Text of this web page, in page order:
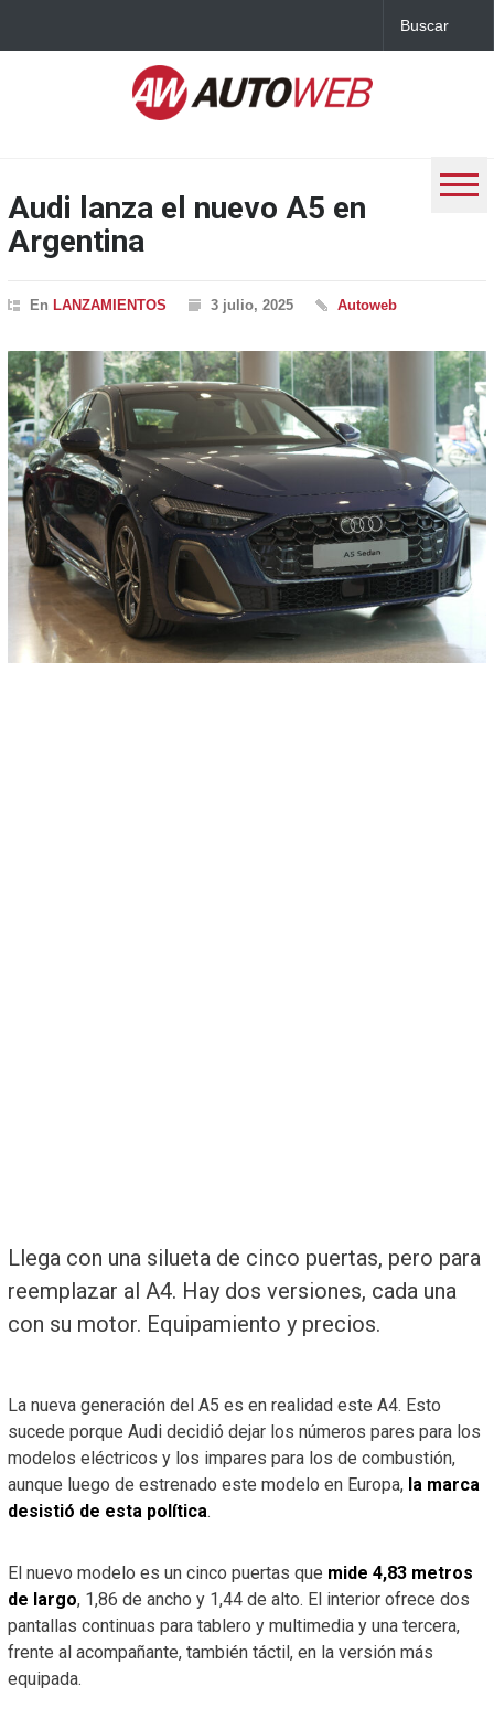
Audi lanza el nuevo A5 en
Argentina
En LANZAMIENTOS 3 julio, 2025 Autoweb
Llega con una silueta de cinco puertas, pero para
reemplazar al A4. Hay dos versiones, cada una
con su motor. Equipamiento y precios.
La nueva generación del A5 es en realidad este A4. Esto
sucede porque Audi decidió dejar los números pares para los
modelos eléctricos y los impares para los de combustión,
aunque luego de estrenado este modelo en Europa, la marca
desistió de esta política.
El nuevo modelo es un cinco puertas que mide 4,83 metros
de largo, 1,86 de ancho y 1,44 de alto. El interior ofrece dos
pantallas continuas para tablero y multimedia y una tercera,
frente al acompañante, también táctil, en la versión más
equipada.